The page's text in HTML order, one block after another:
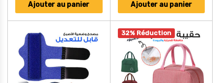
Ajouter au panier Ajouter au panier
32% Réduction